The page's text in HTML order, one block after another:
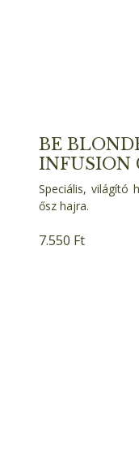
BE
INFUSION
Speciális, világító
ősz hajra.
7.550 Ft